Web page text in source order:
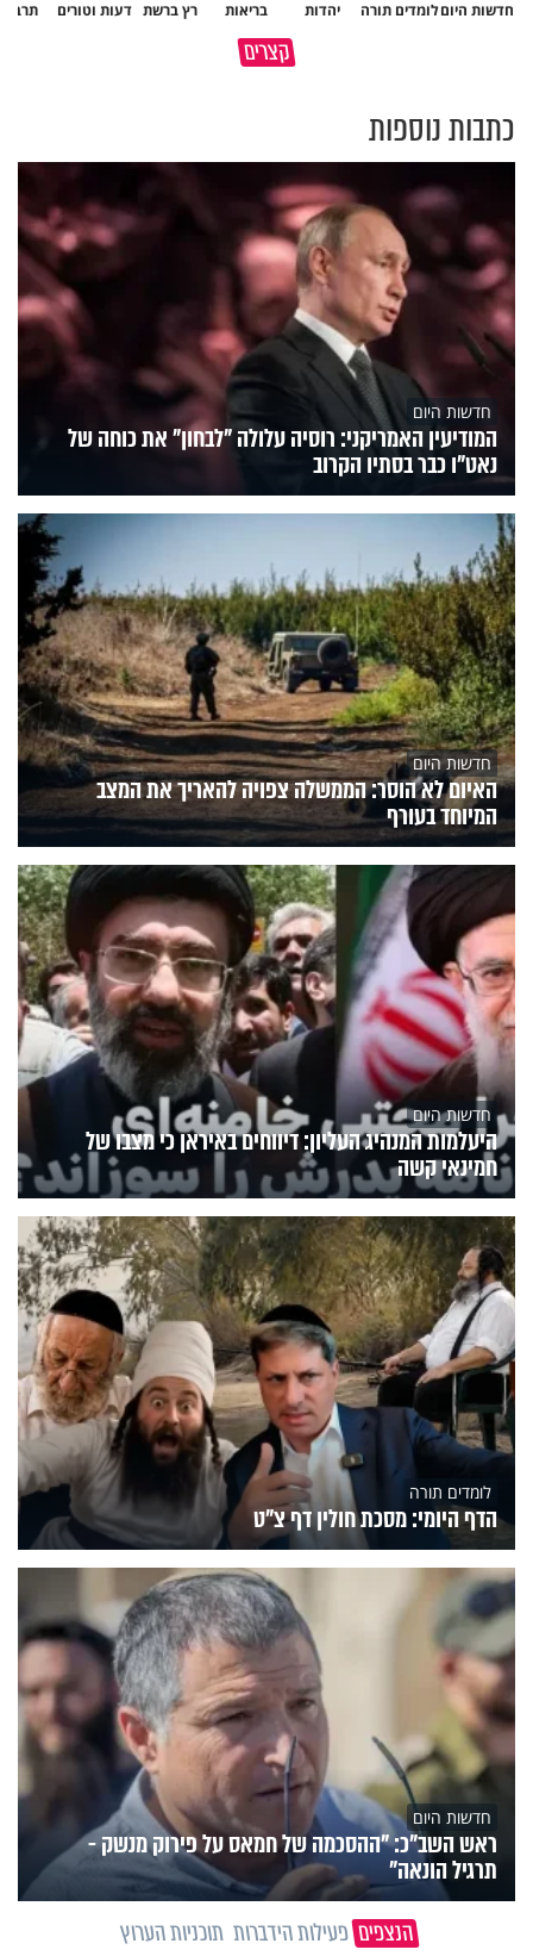
חדשות היוםלומדים תורה יהדות בריאות רץ ברשת דעות וטורים
קצריםמדוע האמונה נמשלה למלח?
גם ׳הרע׳ זה הרחמים של בורא
כתבות נוספות
חדשות היום
המודיעין האמריקני: רוסיה עלולה "לבחון" את כוחה של
נאט"ו כבר בסתיו הקרוב
חדשות היום
האיום לא הוסר: הממשלה צפויה להאריך את המצב
המיוחד בעורף
חדשות היום
היעלמות המנהיג העליון: דיווחים באיראן כי מצבו של
חמינאי קשה
לומדים תורה
הדף היומי: מסכת חולין דף צ"ט
חדשות היום
ראש השב"כ: "ההסכמה של חמאס על פירוק מנשק -
תרגיל הונאה"
הנצפים פעילות הידברות תוכניות הערוץ